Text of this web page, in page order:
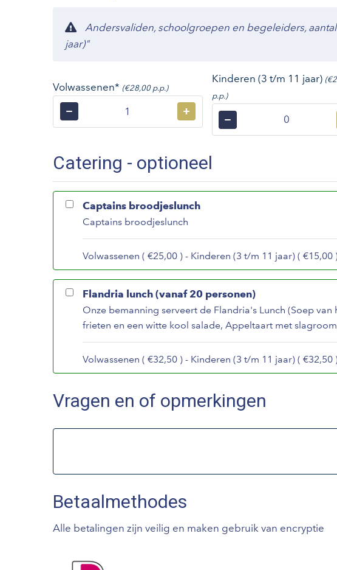
Andersvaliden, schoolgroepen en begeleiders,
jaar)"
Volwassenen* (€28,00 p.p.)
− +
Kinderen (3 t/m 11 jaar)
p.p.)
−
Catering - optioneel
Captains broodjeslunch
Captains broodjeslunch
Volwassenen ( €25,00 ) - Kinderen (3 t/m 11 jaar) ( €15,00
Flandria lunch (vanaf 20 personen)
Onze bemanning serveert de Flandria's Lunch (Soep
frieten en een witte kool salade, Appeltaart met
Volwassenen ( €32,50 ) - Kinderen (3 t/m 11 jaar) ( €32,50
Vragen en of opmerkingen
Betaalmethodes
Alle betalingen zijn veilig en maken gebruik van encryptie